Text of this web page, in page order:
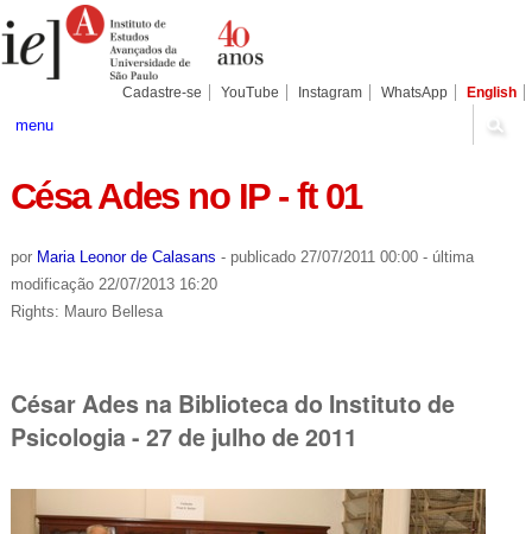
para
conteúdo.
Pessoais
Cadastre-se YouTube Instagram WhatsApp English
menu
Césa Ades no IP - ft 01
por Maria Leonor de Calasans - publicado27/07/2011 00:00 - última
modificação22/07/2013 16:20
Rights: Mauro Bellesa
César Ades na Biblioteca do Instituto de
Psicologia - 27 de julho de 2011